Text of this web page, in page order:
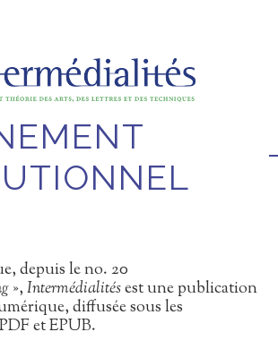
depuis le no. 20
»,Intermédialitésest une publication
diffusée sous les
et EPUB.